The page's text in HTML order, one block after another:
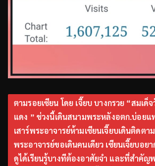
ตามรอยเซียน โดย เจี๊ยบ บางกรวย “สมเ
แดง ” ช่วงนี้เดินสนามพระหลังอตก.บ่อย
เสาร์พระอาจารย์ห้ามเซียนเจี๊ยบเดินติดตา
พระอาจารย์ขอเดินคนเดียว เซียนเจี๊ยบอยา
ดูได้เรียนรู้บางทีต้องอาศัยจำ และที่สำคัญ